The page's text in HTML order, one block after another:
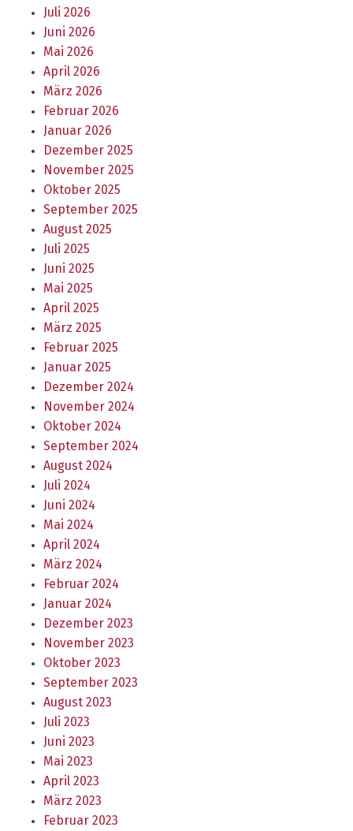
Juli 2026
Juni 2026
Mai 2026
April 2026
März 2026
Februar 2026
Januar 2026
Dezember 2025
November 2025
Oktober 2025
September 2025
August 2025
Juli 2025
Juni 2025
Mai 2025
April 2025
März 2025
Februar 2025
Januar 2025
Dezember 2024
November 2024
Oktober 2024
September 2024
August 2024
Juli 2024
Juni 2024
Mai 2024
April 2024
März 2024
Februar 2024
Januar 2024
Dezember 2023
November 2023
Oktober 2023
September 2023
August 2023
Juli 2023
Juni 2023
Mai 2023
April 2023
März 2023
Februar 2023